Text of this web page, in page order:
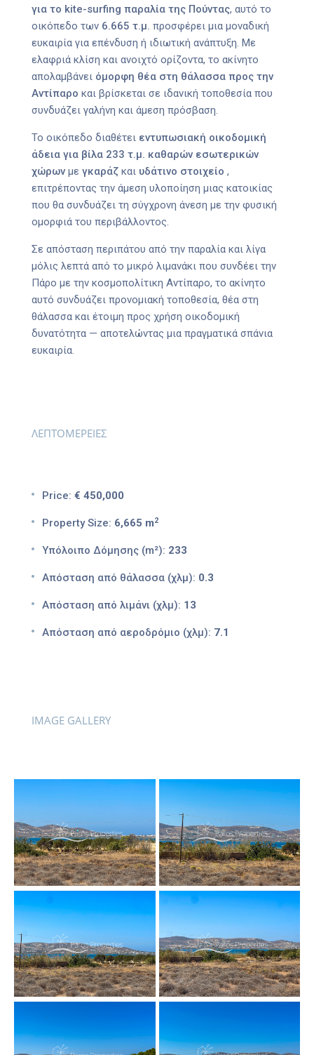
για το kite-surfing παραλία της Πούντας, αυτό το
οικόπεδο των 6.665 τ.μ. προσφέρει μια μοναδική
ευκαιρία για επένδυση ή ιδιωτική ανάπτυξη. Με
ελαφριά κλίση και ανοιχτό ορίζοντα, το ακίνητο
απολαμβάνει όμορφη θέα στη θάλασσα προς την
Αντίπαρο και βρίσκεται σε ιδανική τοποθεσία που
συνδυάζει γαλήνη και άμεση πρόσβαση.
Το οικόπεδο διαθέτει εντυπωσιακή οικοδομική
άδεια για βίλα 233 τ.μ. καθαρών εσωτερικών
χώρωνμεγκαράζκαι υδάτινο στοιχείο ,
επιτρέποντας την άμεση υλοποίηση μιας κατοικίας
που θα συνδυάζει τη σύγχρονη άνεση με την φυσική
ομορφιά του περιβάλλοντος.
Σε απόσταση περιπάτου από την παραλία και λίγα
μόλις λεπτά από το μικρό λιμανάκι που συνδέει την
Πάρο με την κοσμοπολίτικη Αντίπαρο, το ακίνητο
αυτό συνδυάζει προνομιακή τοποθεσία, θέα στη
θάλασσα και έτοιμη προς χρήση οικοδομική
δυνατότητα — αποτελώντας μια πραγματικά σπάνια
ευκαιρία.
ΛΕΠΤΟΜΕΡΕΙΕΣ
Price: € 450,000
Property Size: 6,665 m2
Υπόλοιπο Δόμησης (m²): 233
Απόσταση από θάλασσα (χλμ): 0.3
Απόσταση από λιμάνι (χλμ): 13
Απόσταση από αεροδρόμιο (χλμ): 7.1
IMAGE GALLERY